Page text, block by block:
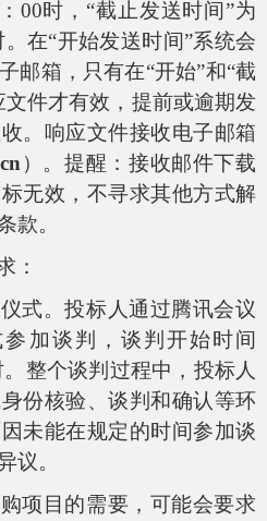
： 00时，“截止发送时间”为
。在“开始发送时间”系统会
邮箱，只有在“开始”和“截
文件才有效，提前或逾期发
。响应文件接收电子邮箱
）。提醒：接收邮件下载
无效，不寻求其他方式解
款。
：
式。投标人通过腾讯会议
加谈判，谈判开始时间
。整个谈判过程中，投标人
份核验、谈判和确认等环
未能在规定的时间参加谈
议。
项目的需要，可能会要求